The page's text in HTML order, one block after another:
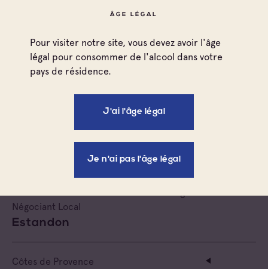
ÂGE LÉGAL
Pour visiter notre site, vous devez avoir l'âge
légal pour consommer de l'alcool dans votre
pays de résidence.
J'ai l'âge légal
Je n'ai pas l'âge légal
Côtes de Provence
Côtes de Provence Sainte Victoire
Coteaux Varois en Provence
Négociant Local
Côtes de Provence Sainte Victoire
Coteaux d'Aix-en-Provence
Négociant Local
Estandon
Côtes de Provence